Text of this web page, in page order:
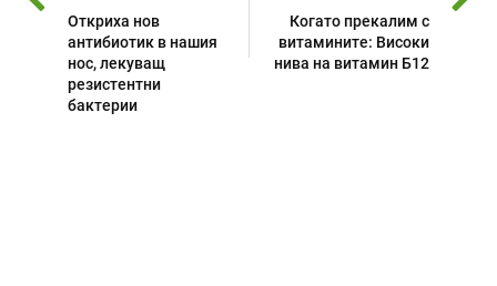
Откриха нов
антибиотик в нашия
нос, лекуващ
резистентни
бактерии
Когато прекалим с
витамините: Високи
нива на витамин Б12